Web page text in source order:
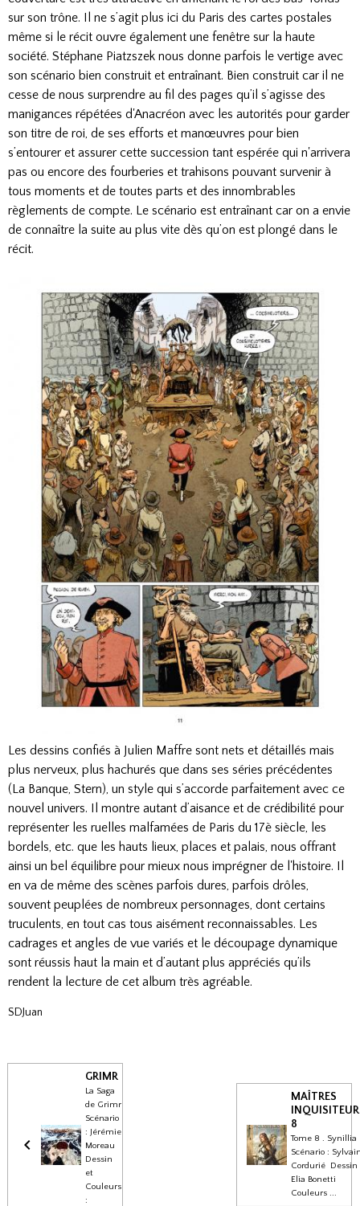
sur son trône. Il ne s’agit plus ici du Paris des cartes postales
même si le récit ouvre également une fenêtre sur la haute
société. Stéphane Piatzszek nous donne parfois le vertige avec
son scénario bien construit et entraînant. Bien construit car il ne
cesse de nous surprendre au fil des pages qu’il s’agisse des
manigances répétées d'Anacréon avec les autorités pour garder
son titre de roi, de ses efforts et manœuvres pour bien
s’entourer et assurer cette succession tant espérée qui n'arrivera
pas ou encore des fourberies et trahisons pouvant survenir à
tous moments et de toutes parts et des innombrables
règlements de compte. Le scénario est entraînant car on a envie
de connaître la suite au plus vite dès qu’on est plongé dans le
récit.
Les dessins confiés à Julien Maffre sont nets et détaillés mais
plus nerveux, plus hachurés que dans ses séries précédentes
(La Banque, Stern), un style qui s’accorde parfaitement avec ce
nouvel univers. Il montre autant d’aisance et de crédibilité pour
représenter les ruelles malfamées de Paris du 17è siècle, les
bordels, etc. que les hauts lieux, places et palais, nous offrant
ainsi un bel équilibre pour mieux nous imprégner de l'histoire. Il
en va de même des scènes parfois dures, parfois drôles,
souvent peuplées de nombreux personnages, dont certains
truculents, en tout cas tous aisément reconnaissables. Les
cadrages et angles de vue variés et le découpage dynamique
sont réussis haut la main et d’autant plus appréciés qu’ils
rendent la lecture de cet album très agréable.
SDJuan
GRIMR
La Saga
de Grimr
Scénario
: Jérémie
Moreau
Dessin
et
Couleurs
:
MAÎTRES
8
Tome 8 . Synillia
Scénario :
Cordurié Dessin
Elia Bonetti
Couleurs ...